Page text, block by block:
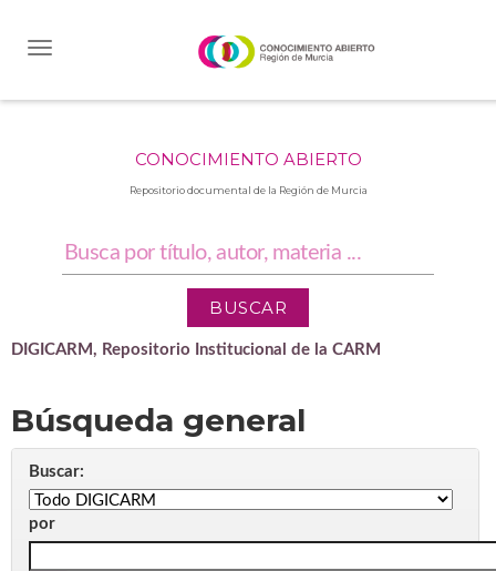
CONOCIMIENTO ABIERTO
Repositorio documental de la Región de Murcia
DIGICARM, Repositorio Institucional de la CARM
Búsqueda general
Buscar:
por